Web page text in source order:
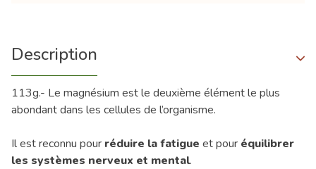
Description
113g.- Le magnésium est le deuxième élément le plus
abondant dans les cellules de l’organisme.
Il est reconnu pour réduire la fatigue et pour équilibrer
les systèmes nerveux et mental.